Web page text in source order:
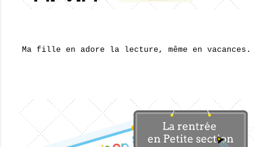
Ma fille en adore la lecture, même en vacances.